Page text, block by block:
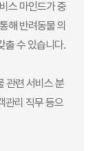
스 마인드가 중
해 반려동물 의
출 수 있습니다.
관련 서비스 분
관리 직무 등으